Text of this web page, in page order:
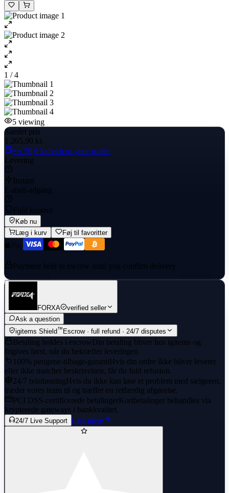
1 / 4
5 viewing
Samlet pris
1.265,90 kr.
+≈ 50,6 kr.back to your wallet
Levering
Instant
E-mail-adgang
Fuld kontrol
Køb nu
Læg i kurv
Føj til favoritter
Payment held in escrow until you confirm delivery
FORXA
verified seller
Ask a question
igitems Shield™ Escrow · full refund · 24/7 disputes
Betaling holdes i escrowDin betaling bliver hos igitems og
frigives først, når du bekræfter leveringen.
100% pengene-tilbage-garantiHvis din ordre ikke bliver leveret
eller ikke matcher beskrivelsen, får du fuld refusion.
24/7 tvistløsningHvis du ikke kan løse et problem med sælgeren,
træder vores team til og træffer en retfærdig afgørelse.
PCI DSS-certificerede betalingerKortbetalinger behandles via
krypterede gateways i bankkvalitet.
24/7 Live Support Læs mere